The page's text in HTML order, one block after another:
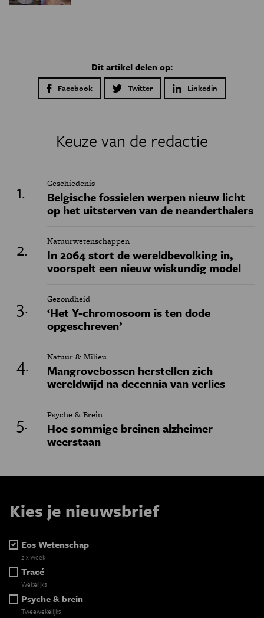
Dit artikel delen op:
Facebook Twitter Linkedin
Keuze van de redactie
Geschiedenis
Belgische fossielen werpen nieuw licht
op het uitsterven van de neanderthalers
Natuurwetenschappen
In 2064 stort de wereldbevolking in,
voorspelt een nieuw wiskundig model
Gezondheid
‘Het Y-chromosoom is ten dode
opgeschreven’
Natuur & Milieu
Mangrovebossen herstellen zich
wereldwijd na decennia van verlies
Psyche & Brein
Hoe sommige breinen alzheimer
weerstaan
Kies je nieuwsbrief
Eos Wetenschap
2 x week
Tracé
Wekelijks
Psyche & brein
Tweewekelijks